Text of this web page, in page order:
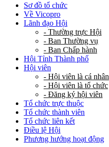
Sơ đồ tổ chức
Về Vicopro
Lãnh đạo Hội
- Thường trực Hội
- Ban Thường vụ
- Ban Chấp hành
Hội Tỉnh Thành phố
Hội viên
- Hội viên là cá nhân
- Hội viên là tổ chức
- Đăng ký hội viên
Tổ chức trực thuộc
Tổ chức thành viên
Tổ chức liên kết
Điều lệ Hội
Phương hướng hoạt động